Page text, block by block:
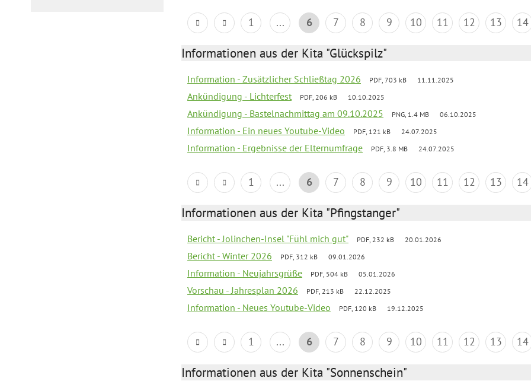
1 ... 6 7 8 9 10 11 12 13 14
Informationen aus der Kita "Glückspilz"
Information - Zusätzlicher Schließtag 2026 PDF, 703 kB 11.11.2025
Ankündigung - Lichterfest PDF, 206 kB 10.10.2025
Ankündigung - Bastelnachmittag am 09.10.2025 PNG, 1.4 MB 06.10.2025
Information - Ein neues Youtube-Video PDF, 121 kB 24.07.2025
Information - Ergebnisse der Elternumfrage PDF, 3.8 MB 24.07.2025
1 ... 6 7 8 9 10 11 12 13 14
Informationen aus der Kita "Pfingstanger"
Bericht - Jolinchen-Insel "Fühl mich gut" PDF, 232 kB 20.01.2026
Bericht - Winter 2026 PDF, 312 kB 09.01.2026
Information - Neujahrsgrüße PDF, 504 kB 05.01.2026
Vorschau - Jahresplan 2026 PDF, 213 kB 22.12.2025
Information - Neues Youtube-Video PDF, 120 kB 19.12.2025
1 ... 6 7 8 9 10 11 12 13 14
Informationen aus der Kita "Sonnenschein"